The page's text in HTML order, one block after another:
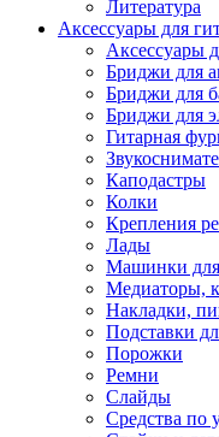
Литература
Аксессуары для
Аксессуары
Бриджи для
Бриджи для
Бриджи для
Гитарная
Каподастры
Колки
Крепления
Лады
Машинки для
Медиаторы,
Накладки,
Подставки
Порожки
Ремни
Слайды
Средства по